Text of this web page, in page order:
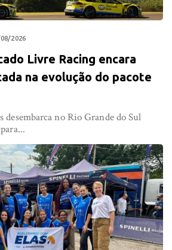
2026
Livre Racing encara
na evolução do pacote
desembarca no Rio Grande do Sul